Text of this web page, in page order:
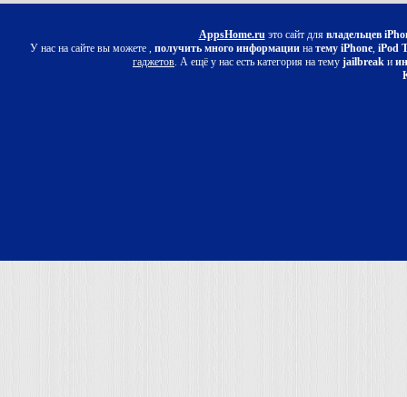
AppsHome.ruэто сайт для владельцев
У нас на сайте вы можете , получить много информациина тему iPhone,iPod
гаджетов. А ещё у нас есть категория на тему jailbreak и